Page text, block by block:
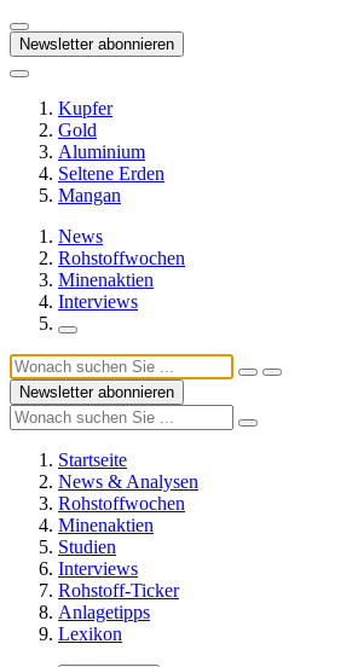
Newsletter abonnieren
Kupfer
Gold
Aluminium
Seltene Erden
Mangan
News
Rohstoffwochen
Minenaktien
Interviews
Newsletter abonnieren
Startseite
News & Analysen
Rohstoffwochen
Minenaktien
Studien
Interviews
Rohstoff-Ticker
Anlagetipps
Lexikon